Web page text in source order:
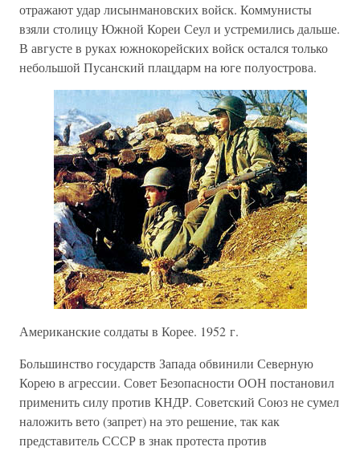
отражают удар лисынмановских войск. Коммунисты
взяли столицу Южной Кореи Сеул и устремились дальше.
В августе в руках южнокорейских войск остался только
небольшой Пусанский плацдарм на юге полуострова.
Американские солдаты в Корее. 1952 г.
Большинство государств Запада обвинили Северную
Корею в агрессии. Совет Безопасности ООН постановил
применить силу против КНДР. Советский Союз не сумел
наложить вето (запрет) на это решение, так как
представитель СССР в знак протеста против